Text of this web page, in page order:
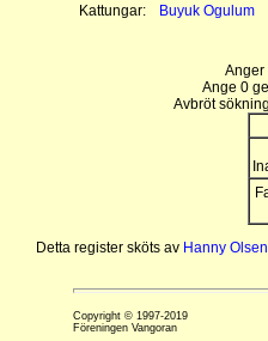
Kattungar:
Buyuk Ogulum
Anger
Ange 0
Avbröt
Detta register sköts av Hanny Olsen
Copyright © 1997-2019
Föreningen Vangoran